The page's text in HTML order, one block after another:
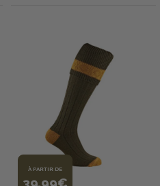
À PARTIR DE
39,99€